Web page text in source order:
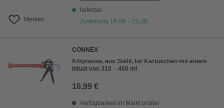
Merken
lieferbar
Zustellung 19.08. - 21.08.
CONNEX
Kittpresse, aus Stahl, für Kartuschen mit einem
Inhalt von 310 – 400 ml
18,99 €
Verfügbarkeit im Markt prüfen